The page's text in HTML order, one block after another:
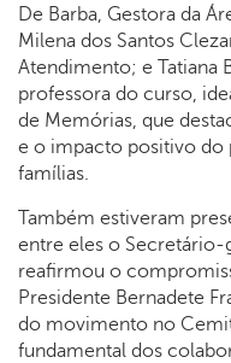
De Barba, Gestora da
Milena dos Santos
Atendimento; e Tatiana
professora do curso,
de Memórias, que
e o impacto positivo
famílias.
Também estiveram
entre eles o Secretário-
reafirmou o
Presidente Bernadete
do movimento no
fundamental dos